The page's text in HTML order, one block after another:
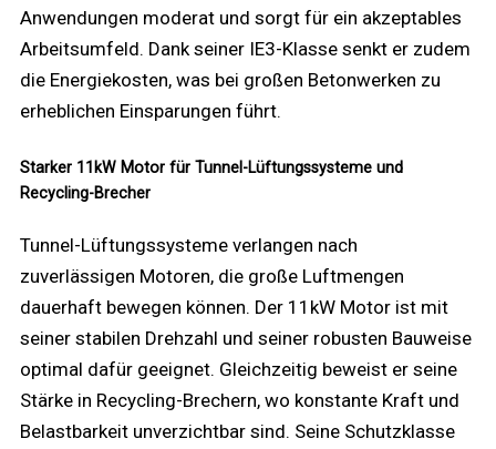
Anwendungen moderat und sorgt für ein akzeptables
Arbeitsumfeld. Dank seiner IE3-Klasse senkt er zudem
die Energiekosten, was bei großen Betonwerken zu
erheblichen Einsparungen führt.
Starker 11kW Motor für Tunnel-Lüftungssysteme und
Recycling-Brecher
Tunnel-Lüftungssysteme verlangen nach
zuverlässigen Motoren, die große Luftmengen
dauerhaft bewegen können. Der 11kW Motor ist mit
seiner stabilen Drehzahl und seiner robusten Bauweise
optimal dafür geeignet. Gleichzeitig beweist er seine
Stärke in Recycling-Brechern, wo konstante Kraft und
Belastbarkeit unverzichtbar sind. Seine Schutzklasse